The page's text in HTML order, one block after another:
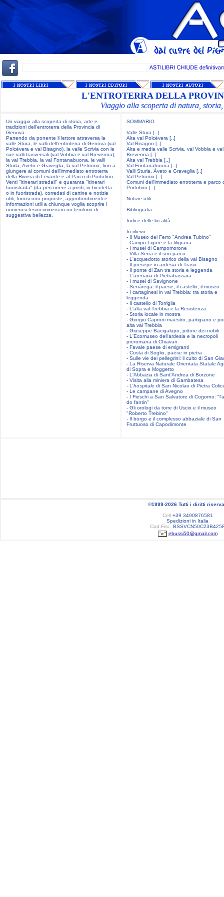
L'ENTROTERRA DELLA
Viaggio alla scoperta di natura,
Un viaggio alla scoperta di storia, arte e
tradizioni dell'entroterra della Provincia di
Genova.
Partendo da ponente il lettore attraversa la
valle Stura, le valli dell'entroterra di Genova (val
Polcévera e val Bisagno), la valle Scrivia con le
sue valli trasversali (val Vobbia e val Brevenna),
la val Trebbia, la val Fontanabuona, le valli
Sturla, Aveto e Graveglia, la val Petronio, fino a
giungere ai comuni dell'immediato entroterra
della Riviera di Levante e al Parco di Portofino.
Venti "itinerari stradali" e quaranta "itinerari
fuoristrada" (da percorrere a piedi, in bicicletta
o in fuoristrada), corredati di cartine e notizie
utili, forniscono proposte, approfondimenti e
informazioni utili a chiunque voglia scoprire i
numerosi tesori immersi in un territorio di
suggestiva bellezza.
SOMMARIO
Valle Stura [..]
Alta val Polcévera [..]
Val Bisagno [..]
Alta e media valle Scrivia, val Vobbia e val
Brevenna [..]
Alta val Trebbia [..]
Val Fontanabuona [..]
Valli Sturla, Àveto e Graveglia [..]
Val Petronio [..]
Comuni dell'immediato entroterra e parco
Portofino [..]
Notizie utili
Bibliografia
Indice delle località
In rilievo:
- Il Museo del Ferro "Andrea Tubino"
- Campo Ligure e la filigrana
- I musei di Campomorone
- Villa Serra e il suo parco
- L'acquedotto storico della val Bisagno
- Il presepe in ardesia di Traso
- Il ponte di Zan tra storia e leggenda
- L'arenaria di Pietrabassara
- I musei di Savignone
- Senàrega: il paese, il castello, il museo
- I cartaginesi in val Trebbia: tra storia e
leggenda
- Il castello di Torriglia
- L'alta val Trebbia e la Resistenza
- Storia locale in mostra
- Giorgio Caproni maestro, partigiano e
alta val Trebbia
- Giuseppe Bacigalupo, pittore dei nobili
- L'Ecomuseo dell'ardesia e la necropoli
preromana di Chiavari
- Favale paese di emigranti
- Costa di Soglio, paese in pietra
- Sulle vie dei pellegrini: il culto di San
- La Riserva Naturale Orientata Statale
di Sopra e Moggetto
- L'Abbazia di Sant'Andrea di Borzone
- Visita alla miniera di Gambatesa
- L'hospitale di San Nicolao di Pietra
- Le campane di Avegno
- I Fieschi a San Salvatore di Cogorno:
do fantin"
- Gli orologi da torre di Uscio e il museo
"Roberto Trebino"
- Il borgo e il complesso abbaziale di San
Fruttuoso di Capodimonte
©1999-2026 Tutti i diritti
Cell+39 3490876581
Spedizioni in Italia
Cod.Fisc.
ebussi50@gmail.com